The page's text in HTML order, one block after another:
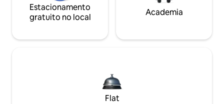
Estacionamento
gratuito no local
Academia
Flat